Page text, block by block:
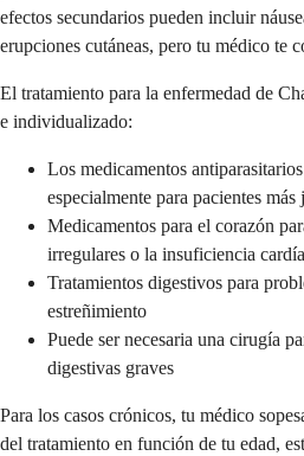
efectos secundarios pueden incluir
erupciones cutáneas, pero tu médico te
El tratamiento para la enfermedad de
e individualizado:
Los medicamentos
especialmente para pacientes más
Medicamentos para el corazón
irregulares o la insuficiencia
Tratamientos digestivos para
estreñimiento
Puede ser necesaria una cirugía
digestivas graves
Para los casos crónicos, tu médico
del tratamiento en función de tu edad,